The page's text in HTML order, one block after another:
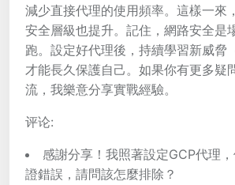
減少直接代理的使用頻率。這樣一來
安全層級也提升。記住，網路安全是
跑。設定好代理後，持續學習新威脅
才能長久保護自己。如果你有更多疑
流，我樂意分享實戰經驗。
评论:
感謝分享！我照著設定GCP代理
證錯誤，請問該怎麼排除？